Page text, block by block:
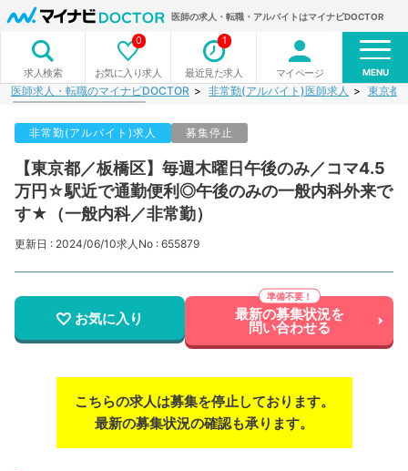
医師の求人・転職・アルバイトはマイナビDOCTOR
求人検索 お気に入り求人
0
最近見た求人
1
マイページ MENU
医師求人・転職のマイナビDOCTOR 非常勤(アルバイト)医師求人 東京都
非常勤(アルバイト)求人 募集停止
【東京都／板橋区】毎週木曜日午後のみ／コマ4.5
万円☆駅近で通勤便利◎午後のみの一般内科外来で
す★（一般内科／非常勤）
更新日 : 2024/06/10求人No : 655879
お気に入り 最新の募集状況を
問い合わせる
こちらの求人は募集を停止しております。
最新の募集状況の確認も承ります。